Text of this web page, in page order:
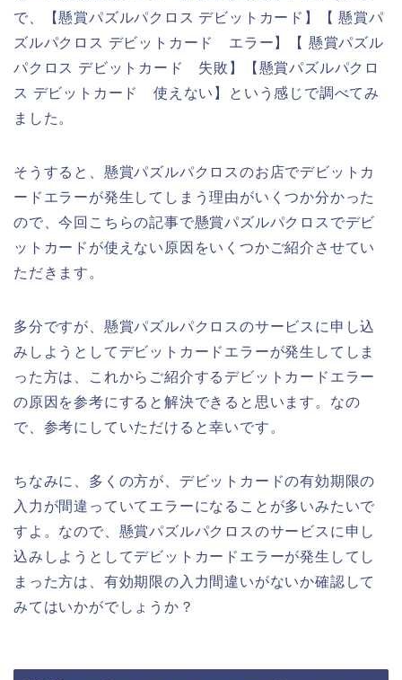
で、【懸賞パズルパクロス デビットカード】【 懸賞パ
ズルパクロス デビットカード エラー】【 懸賞パズル
パクロス デビットカード 失敗】【懸賞パズルパクロ
ス デビットカード 使えない】という感じで調べてみ
ました。
そうすると、懸賞パズルパクロスのお店でデビットカ
ードエラーが発生してしまう理由がいくつか分かった
ので、今回こちらの記事で懸賞パズルパクロスでデビ
ットカードが使えない原因をいくつかご紹介させてい
ただきます。
多分ですが、懸賞パズルパクロスのサービスに申し込
みしようとしてデビットカードエラーが発生してしま
った方は、これからご紹介するデビットカードエラー
の原因を参考にすると解決できると思います。なの
で、参考にしていただけると幸いです。
ちなみに、多くの方が、デビットカードの有効期限の
入力が間違っていてエラーになることが多いみたいで
すよ。なので、懸賞パズルパクロスのサービスに申し
込みしようとしてデビットカードエラーが発生してし
まった方は、有効期限の入力間違いがないか確認して
みてはいかがでしょうか？